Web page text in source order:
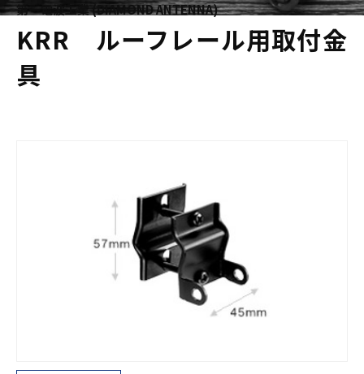
第一電波工業 (DIAMOND ANTENNA)
KRR ルーフレール用取付金
具